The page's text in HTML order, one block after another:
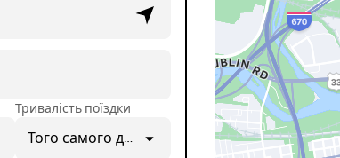
Тривалість поїздки
Того самого дня